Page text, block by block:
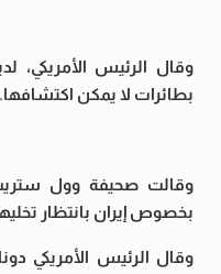
وقال الرئيس الأمريكي،
بطائرات لا يمكن اكتشافها.
وقالت صحيفة وول
بخصوص إيران بانتظار
وقال الرئيس الأمريكي